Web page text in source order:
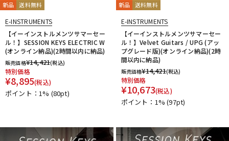
新品 送料無料
E-INSTRUMENTS
【イーインストルメンツサマーセー
ル！】SESSION KEYS ELECTRIC W
(オンライン納品)(2時間以内に納品)
販売価格¥14,421(税込)
特別価格
¥8,895(税込)
ポイント：1% (80pt)
新品 送料無料
E-INSTRUMENTS
【イーインストルメンツサマーセー
ル！】Velvet Guitars / UPG (アッ
プグレード版)(オンライン納品)(2時
間以内に納品)
販売価格¥14,421(税込)
特別価格
¥10,673(税込)
ポイント：1%(97pt)